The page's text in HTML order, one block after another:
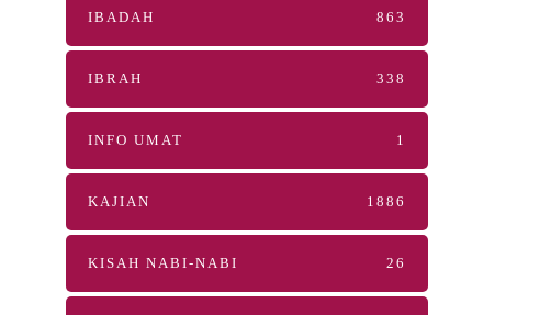
IBADAH 863
IBRAH 338
INFO UMAT 1
KAJIAN 1886
KISAH NABI-NABI 26